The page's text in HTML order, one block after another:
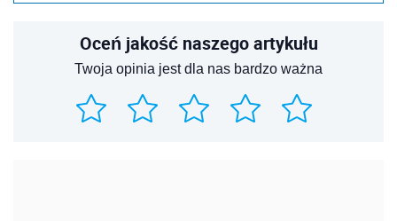
Oceń jakość naszego artykułu
Twoja opinia jest dla nas bardzo ważna